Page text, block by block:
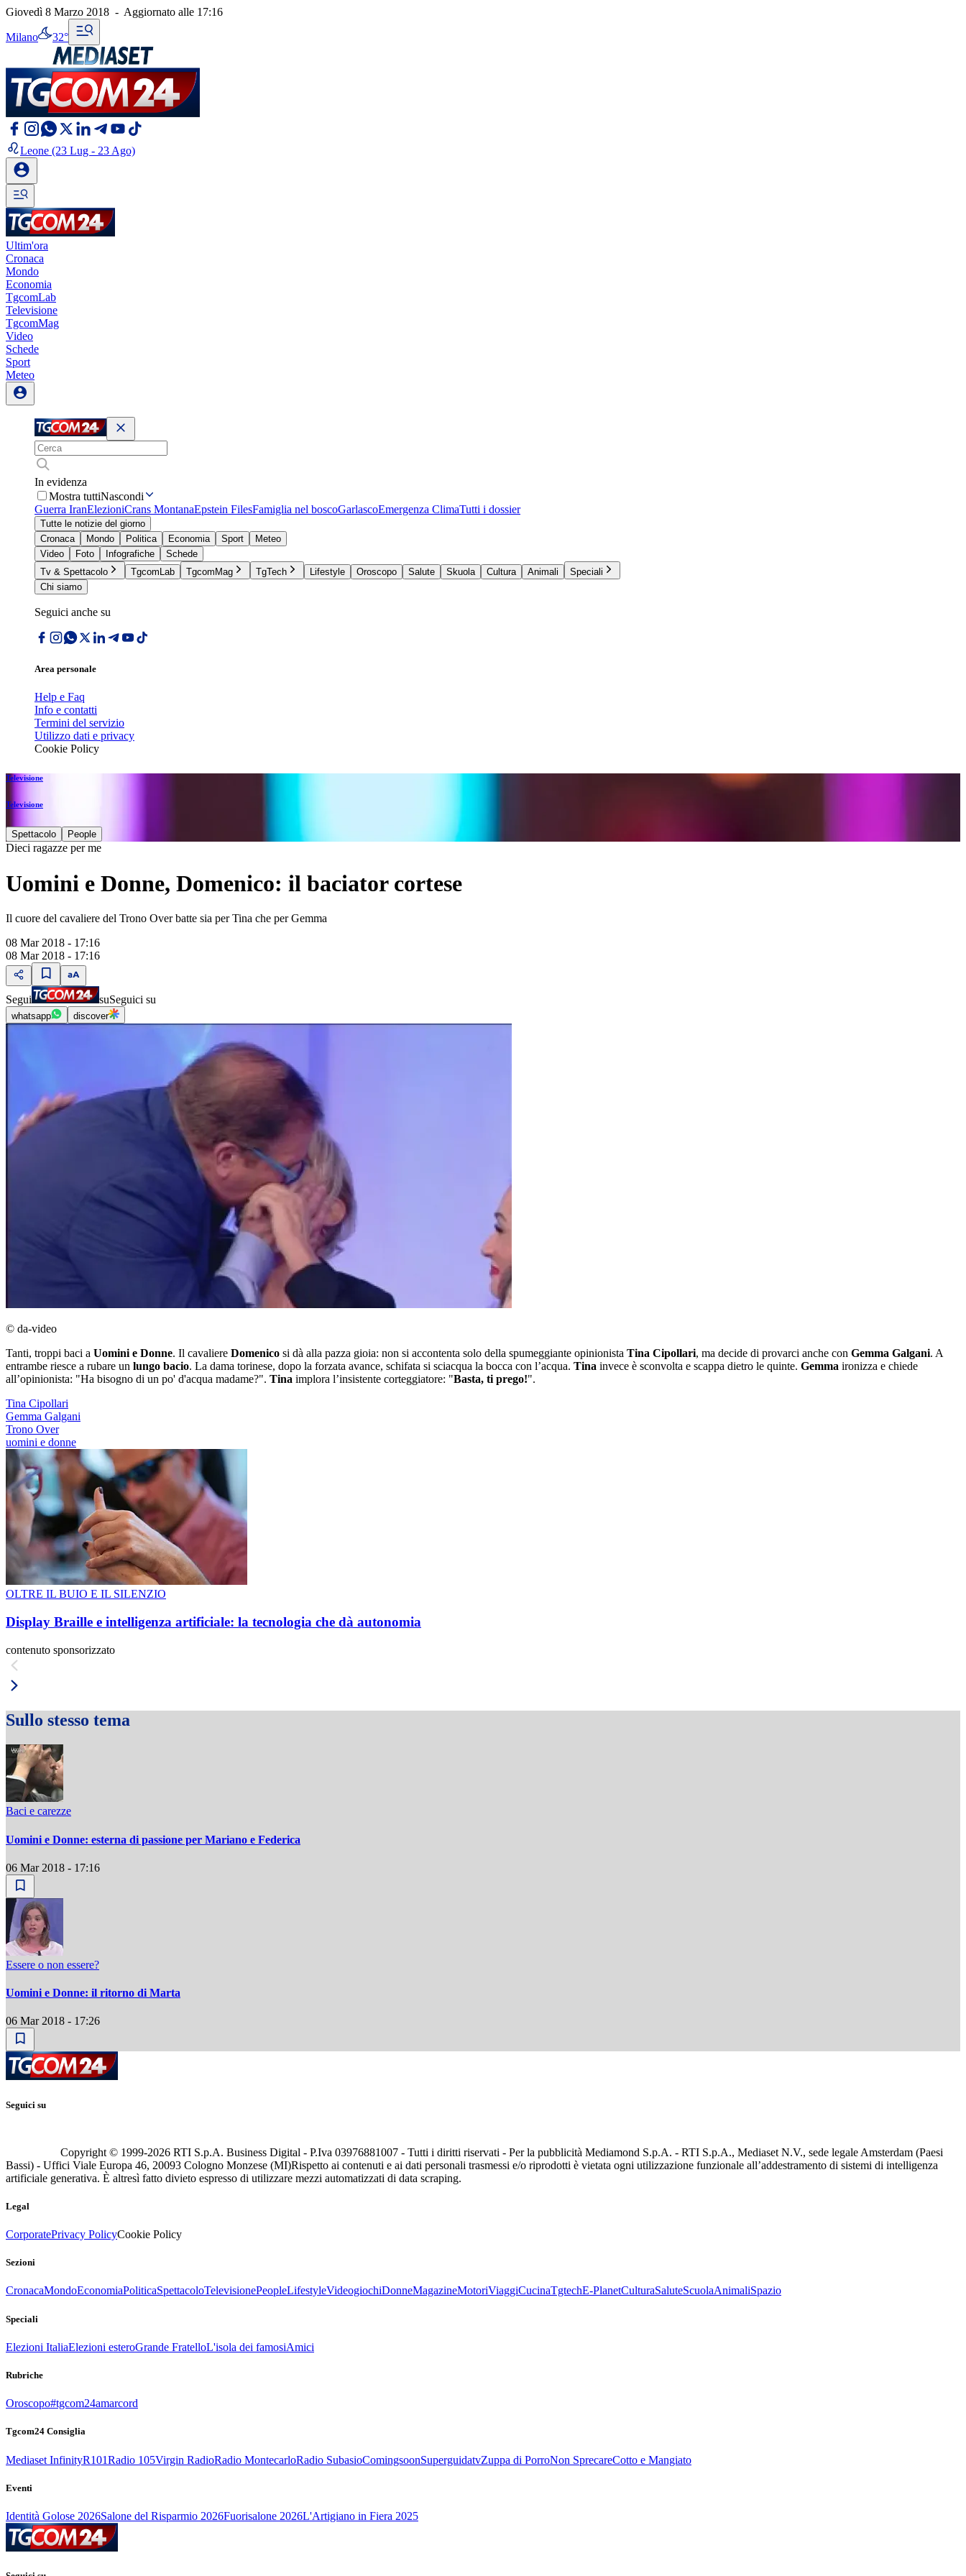
Giovedì 8 Marzo 2018 - Aggiornato alle 17:16
Milano 32°
Leone (23 Lug - 23 Ago)
Ultim'ora
Cronaca
Mondo
Economia
TgcomLab
Televisione
TgcomMag
Video
Schede
Sport
Meteo
In evidenza
Mostra tuttiNascondi
Guerra IranElezioniCrans MontanaEpstein FilesFamiglia nel boscoGarlascoEmergenza ClimaTutti i dossier
Tutte le notizie del giorno
Cronaca
Mondo Politica Economia Sport
Meteo
Video
Foto Infografiche
Schede
Tv & Spettacolo
TgcomLab TgcomMag TgTech Lifestyle Oroscopo Salute Skuola Cultura Animali
Speciali
Chi siamo
Seguici anche su
Area personale
Help e Faq
Info e contatti
Termini del servizio
Utilizzo dati e privacy
Cookie Policy
Televisione
Televisione
Spettacolo People
Dieci ragazze per me
Uomini e Donne, Domenico: il baciator cortese
Il cuore del cavaliere del Trono Over batte sia per Tina che per Gemma
08 Mar 2018 - 17:16
08 Mar 2018 - 17:16
Segui suSeguici su
whatsapp discover
© da-video
Tanti, troppi baci a Uomini e Donne. Il cavaliere Domenico si dà alla pazza gioia: non si accontenta solo della spumeggiante opinionista Tina Cipollari, ma decide di provarci anche con Gemma Galgani. A
entrambe riesce a rubare un lungo bacio. La dama torinese, dopo la forzata avance, schifata si sciacqua la bocca con l’acqua. Tina invece è sconvolta e scappa dietro le quinte. Gemma ironizza e chiede
all’opinionista: "Ha bisogno di un po' d'acqua madame?". Tina implora l’insistente corteggiatore: "Basta, ti prego!".
Tina Cipollari
Gemma Galgani
Trono Over
uomini e donne
OLTRE IL BUIO E IL SILENZIO
Display Braille e intelligenza artificiale: la tecnologia che dà autonomia
contenuto sponsorizzato
Sullo stesso tema
Baci e carezze
Uomini e Donne: esterna di passione per Mariano e Federica
06 Mar 2018 - 17:16
Essere o non essere?
Uomini e Donne: il ritorno di Marta
06 Mar 2018 - 17:26
Seguici su
Copyright © 1999-2026 RTI S.p.A. Business Digital - P.Iva 03976881007 - Tutti i diritti riservati - Per la pubblicità Mediamond S.p.A. - RTI S.p.A., Mediaset N.V., sede legale Amsterdam (Paesi
Bassi) - Uffici Viale Europa 46, 20093 Cologno Monzese (MI)Rispetto ai contenuti e ai dati personali trasmessi e/o riprodotti è vietata ogni utilizzazione funzionale all’addestramento di sistemi di intelligenza
artificiale generativa. È altresì fatto divieto espresso di utilizzare mezzi automatizzati di data scraping.
Legal
CorporatePrivacy PolicyCookie Policy
Sezioni
CronacaMondoEconomiaPoliticaSpettacoloTelevisionePeopleLifestyleVideogiochiDonneMagazineMotoriViaggiCucinaTgtechE-PlanetCulturaSaluteScuolaAnimaliSpazio
Speciali
Elezioni ItaliaElezioni esteroGrande FratelloL'isola dei famosiAmici
Rubriche
Oroscopo#tgcom24amarcord
Tgcom24 Consiglia
Mediaset InfinityR101Radio 105Virgin RadioRadio MontecarloRadio SubasioComingsoonSuperguidatvZuppa di PorroNon SprecareCotto e Mangiato
Eventi
Identità Golose 2026Salone del Risparmio 2026Fuorisalone 2026L'Artigiano in Fiera 2025